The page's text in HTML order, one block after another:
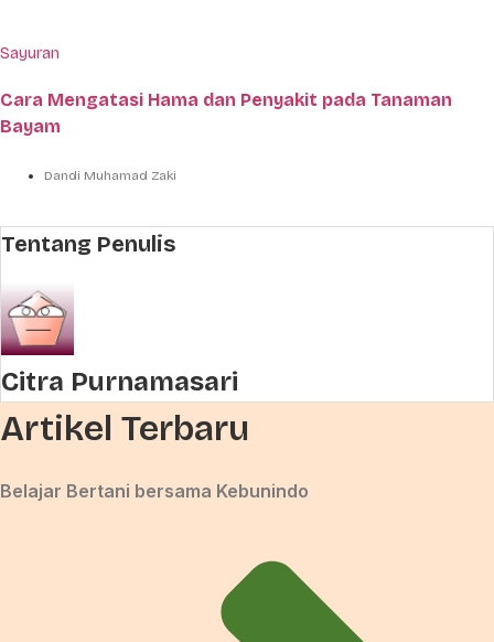
Sayuran
Cara Mengatasi Hama dan Penyakit pada Tanaman
Bayam
Dandi Muhamad Zaki
Tentang Penulis
Citra Purnamasari
Artikel Terbaru
Belajar Bertani bersama Kebunindo